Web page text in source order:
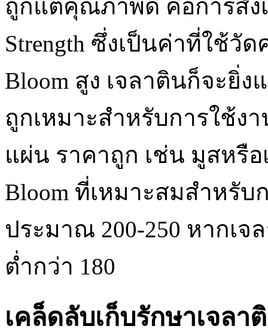
ถูกแต่คุณภาพดี คือการสัง
Strength ซึ่งเป็นค่าที่ใช้วั
Bloom สูง เจลาตินก็จะยิ่
ถูกเหมาะสำหรับการใช้ง
แผ่น ราคาถูก เช่น มูสหรื
Bloom ที่เหมาะสมสำหรั
ประมาณ 200-250 หากเ
ต่ำกว่า 180
เคล็ดลับเก็บรักษาเจล